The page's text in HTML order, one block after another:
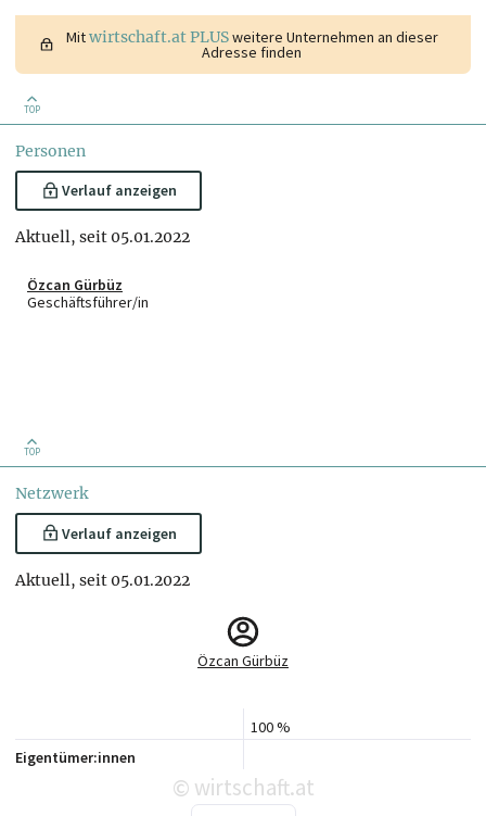
Mitwirtschaft.at PLUSweitere Unternehmen an dieser
Adresse finden
TOP
Personen
Verlauf anzeigen
Aktuell, seit 05.01.2022
Özcan Gürbüz
Geschäftsführer/in
TOP
Netzwerk
Verlauf anzeigen
Aktuell, seit 05.01.2022
Özcan Gürbüz
100 %
Eigentümer:innen
© wirtschaft.at